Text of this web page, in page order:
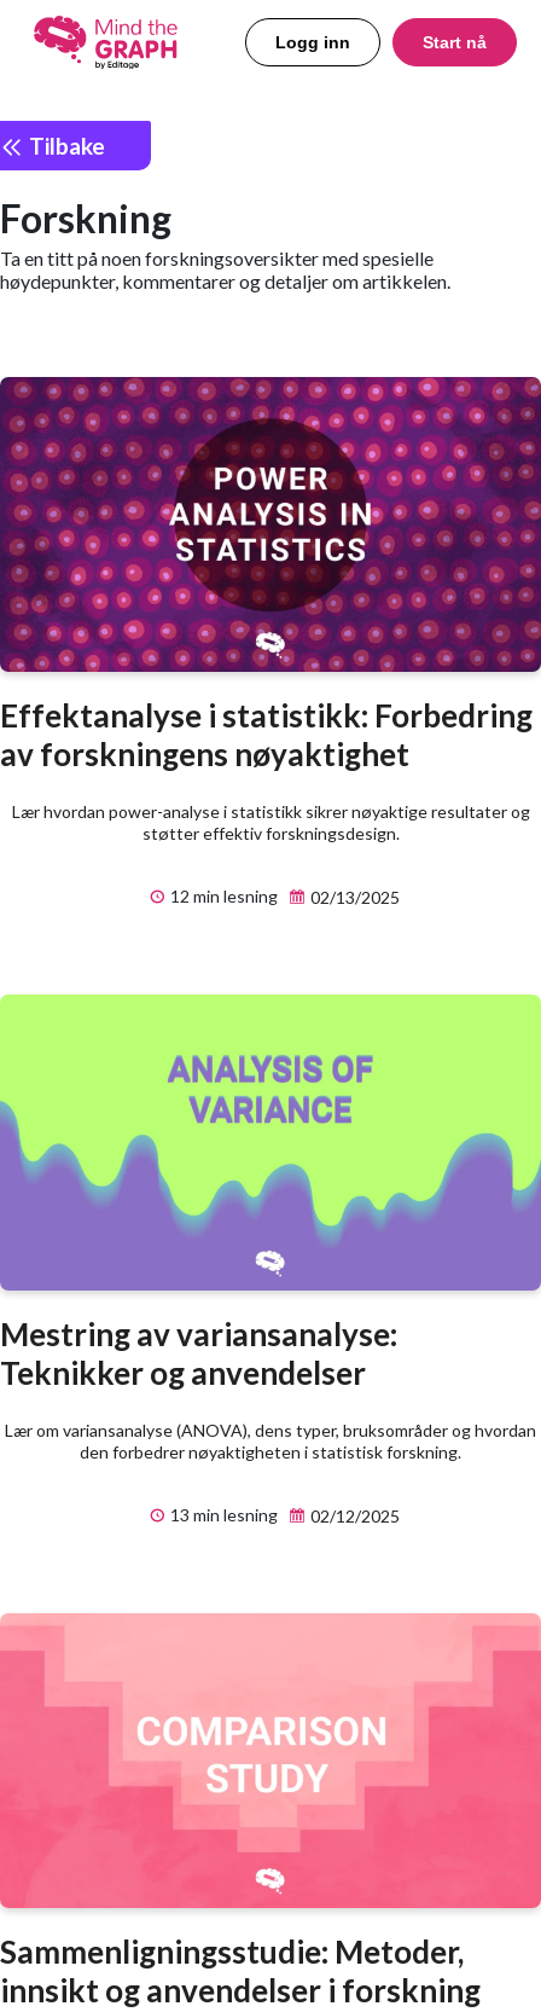
Logg inn Start nå
Tilbake
Forskning
Ta en titt på noen forskningsoversikter med spesielle
høydepunkter, kommentarer og detaljer om artikkelen.
Effektanalyse i statistikk: Forbedring
av forskningens nøyaktighet
Lær hvordan power-analyse i statistikk sikrer nøyaktige resultater og
støtter effektiv forskningsdesign.
12 min lesning 02/13/2025
Mestring av variansanalyse:
Teknikker og anvendelser
Lær om variansanalyse (ANOVA), dens typer, bruksområder og hvordan
den forbedrer nøyaktigheten i statistisk forskning.
13 min lesning 02/12/2025
Sammenligningsstudie: Metoder,
innsikt og anvendelser i forskning